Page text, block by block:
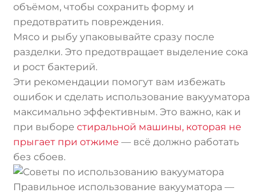
объёмом, чтобы сохранить форму и
предотвратить повреждения.
Мясо и рыбу упаковывайте сразу после
разделки. Это предотвращает выделение сока
и рост бактерий.
Эти рекомендации помогут вам избежать
ошибок и сделать использование вакууматора
максимально эффективным. Это важно, как и
при выборестиральной машины, которая не
прыгает при отжиме — всё должно работать
без сбоев.
Правильное использование вакууматора —